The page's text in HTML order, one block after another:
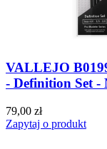
VALLEJO
- Definition Set -
79,00 zł
Zapytaj o produkt